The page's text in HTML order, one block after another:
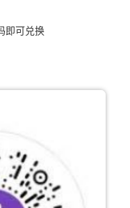
即可兑换